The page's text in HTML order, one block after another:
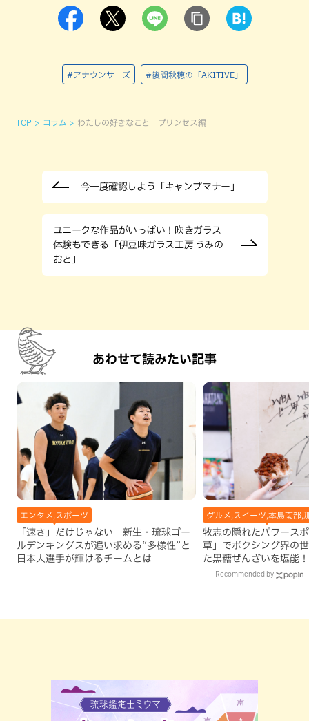
#アナウンサーズ #後間秋穂の「AKITIVE」
TOP コラム わたしの好きなこと プリンセス編
今一度確認しよう「キャンプマナー」
ユニークな作品がいっぱい！吹きガラス
体験もできる「伊豆味ガラス工房 うみの
おと」
あわせて読みたい記事
エンタメ,スポーツ
「速さ」だけじゃない 新生・琉球ゴー
ルデンキングスが追い求める“多様性”と
日本人選手が輝けるチームとは
グルメ,スイーツ,本島南部,
牧志の隠れたパワース
草」でボクシング界の
た黒糖ぜんざいを堪能
手作りケーキも要チェ
Recommended by